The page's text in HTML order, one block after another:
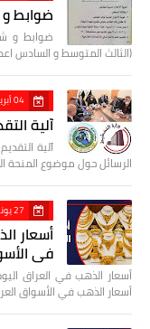
ضوابط و
ضوابط و
(الثالث المتوسط و السادس اعدادي
04 أبريل 2020
آلية
آلية
الرسائل حول موضوع المنحة
27 يونيو 2026
أسعار
في
أسعار الذهب في العراق
أسعار الذهب في الأسواق